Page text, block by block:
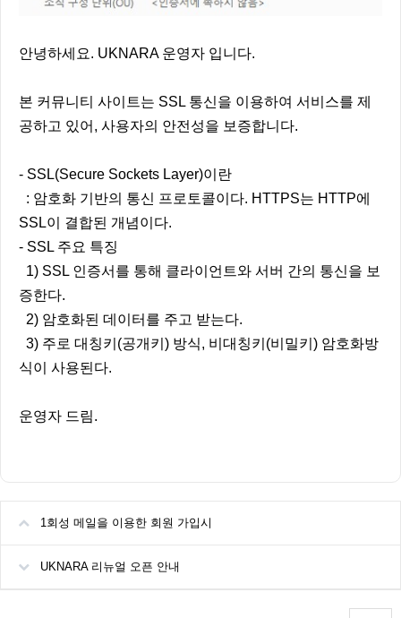
안녕하세요. UKNARA 운영자 입니다.
본 커뮤니티 사이트는 SSL 통신을 이용하여 서비스를 제
공하고 있어, 사용자의 안전성을 보증합니다.
- SSL(Secure Sockets Layer)이란
: 암호화 기반의 통신 프로토콜이다. HTTPS는 HTTP에
SSL이 결합된 개념이다.
- SSL 주요 특징
1) SSL 인증서를 통해 클라이언트와 서버 간의 통신을 보
증한다.
2) 암호화된 데이터를 주고 받는다.
3) 주로 대칭키(공개키) 방식, 비대칭키(비밀키) 암호화방
식이 사용된다.
운영자 드림.
1회성 메일을 이용한 회원 가입시
UKNARA 리뉴얼 오픈 안내